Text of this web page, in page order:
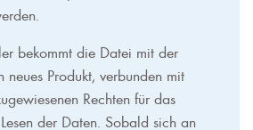
bekommt die Datei mit der
neues Produkt, verbunden mit
Rechten für das
der Daten. Sobald sich an